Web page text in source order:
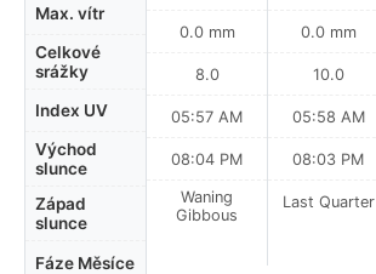
Max. vítr
Celkové
srážky
Index UV
Východ
slunce
Západ
slunce
Fáze Měsíce
0.0 mm
8.0
05:57 AM
08:04 PM
Waning
Gibbous
0.0 mm
10.0
05:58 AM
08:03 PM
Last Quarter